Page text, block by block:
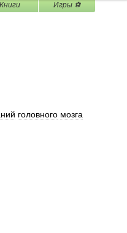
Книги Игры ⚽
головного мозга